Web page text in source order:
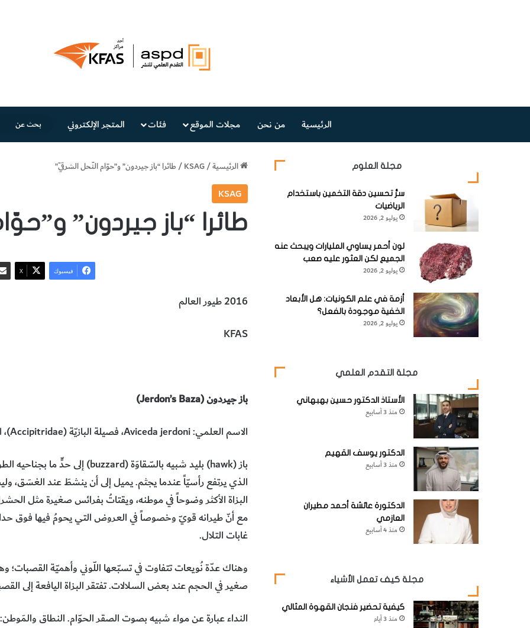
الرئيسية من نحن مجلات الموقع فئات المتجر الإلكتروني
الرئيسية/
KSAG
/طائرا “باز جيردون” و”حوّام النّحل الشرقيّ”
KSAG
طائرا “باز جيردون”
فيسبوك ‫X
2016 طيور العالم
KFAS
باز جيردون (Jerdon’s Baza
)
الاسم العلمي:Aviceda jerdoni، فصيلة البازيّة (Accipitridae)،
باز (hawk) بليد شبيه بالسّقاوَة (buzzard) إلى حدٍّ ما بجناحيه
الذي يرتفع رأسيّاً عندما يجثم. يميل إلى أن ينشطَ عند الغسَق،
البزاة الأكثر وضوحاً في موطنه، ويقتاتُ بفرائس صغيرة مثل
مع أنّ طيرانه قويّ وخصوصاً في العروض التي يحومُ فيها فوق
غابات التلال.
وهناك عدّة نُويعات تتفاوت في تسبّعها اللّوني وأهميّة القصبات؛
صغير في الحجم عند بعض السلالات. تفتقر البزاة اليافعة إلى
النداء عبارة عن مواء شبيه بصوت الصقر الحوّام. النطاق والمَوطن:
مجلة العلوم
سرُّ تحسين دقة التخمين باستخدام
الرياضيات
يوليو 2, 2026
لون أحمر يساوي المليارات ويبحث عنه
الجميع لكن العثور عليه صعب
يوليو 2, 2026
أزمة في علم الكونيات: هل الأبعاد
الخفية موجودة بالفعل؟
يوليو 2, 2026
مجلة التقدم العلمي
الأستاذ الدكتور حسين بهبهاني
منذ 3 أسابيع
الدكتور يوسف القهيم
منذ 3 أسابيع
الدكتورة عائشة أحمد مطيران
العازمي
منذ 4 أسابيع
مجلة كيف تعمل الأشياء
كيفية تحضير فنجان القهوة المثالي
منذ 3 أيام